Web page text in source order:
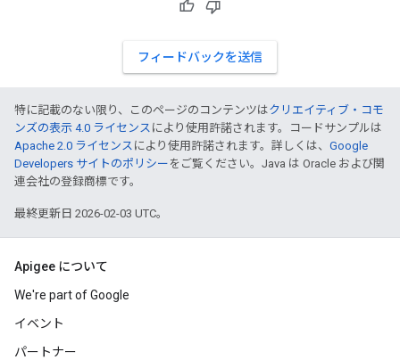
フィードバックを送信
特に記載のない限り、このページのコンテンツはクリエイティブ・コモ
ンズの表示 4.0 ライセンス により使用許諾されます。コードサンプルは
Apache 2.0 ライセンス により使用許諾されます。詳しくは、 Google
Developers サイトのポリシー をご覧ください。Java は Oracle および関
連会社の登録商標です。
最終更新日 2026-02-03 UTC。
Apigee について
We're part of Google
イベント
パートナー